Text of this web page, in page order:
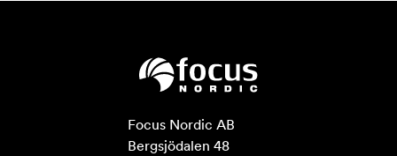
Focus Nordic AB
Bergsjödalen 48